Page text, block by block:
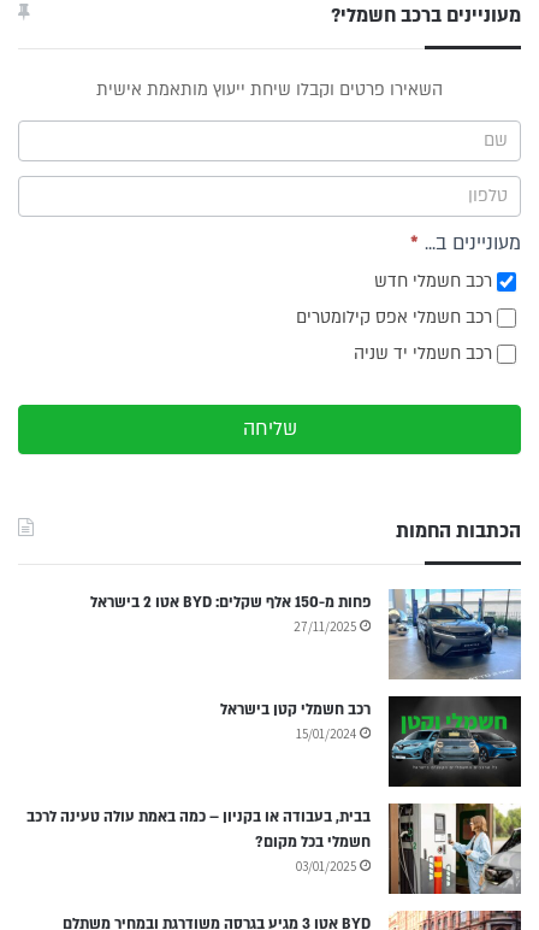
מעוניינים ברכב חשמלי?
תפריט
צד
השאירו פרטים וקבלו שיחת ייעוץ מותאמת אישית
מעוניינים ב... *
רכב חשמלי חדש
רכב חשמלי אפס קילומטרים
רכב חשמלי יד שניה
שליחה
הכתבות החמות
פחות מ-150 אלף שקלים: BYD אטו 2 בישראל
27/11/2025
רכב חשמלי קטן בישראל
15/01/2024
בבית, בעבודה או בקניון – כמה באמת עולה טעינה לרכב
חשמלי בכל מקום?
03/01/2025
BYD אטו 3 מגיע בגרסה משודרגת ובמחיר משתלם